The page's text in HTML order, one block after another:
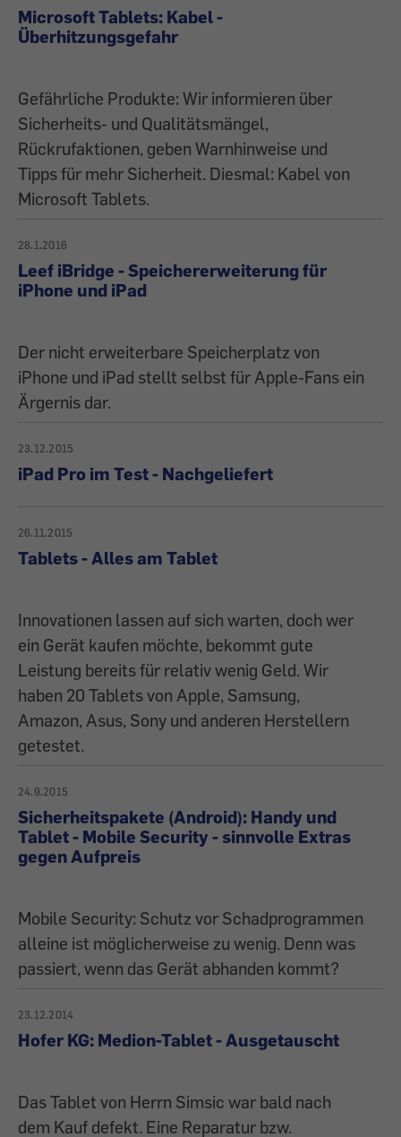
Microsoft Tablets: Kabel -
Überhitzungsgefahr
Gefährliche Produkte: Wir informieren über
Sicherheits- und Qualitätsmängel,
Rückrufaktionen, geben Warnhinweise und
Tipps für mehr Sicherheit. Diesmal: Kabel von
Microsoft Tablets.
28.1.2016
Leef iBridge - Speichererweiterung für
iPhone und iPad
Der nicht erweiterbare Speicherplatz von
iPhone und iPad stellt selbst für Apple-Fans ein
Ärgernis dar.
23.12.2015
iPad Pro im Test - Nachgeliefert
26.11.2015
Tablets - Alles am Tablet
Innovationen lassen auf sich warten, doch wer
ein Gerät kaufen möchte, bekommt gute
Leistung bereits für relativ wenig Geld. Wir
haben 20 Tablets von Apple, Samsung,
Amazon, Asus, Sony und anderen Herstellern
getestet.
24.9.2015
Sicherheitspakete (Android): Handy und
Tablet - Mobile Security - sinnvolle Extras
gegen Aufpreis
Mobile Security: Schutz vor Schadprogrammen
alleine ist möglicherweise zu wenig. Denn was
passiert, wenn das Gerät abhanden kommt?
23.12.2014
Hofer KG: Medion-Tablet - Ausgetauscht
Das Tablet von Herrn Simsic war bald nach
dem Kauf defekt. Eine Reparatur bzw.